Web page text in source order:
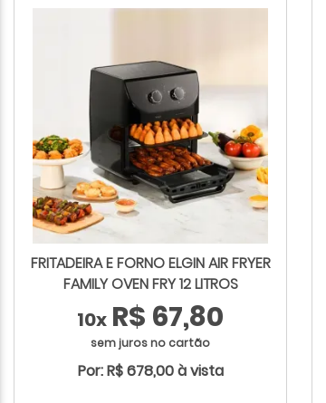
FRITADEIRA E FORNO ELGIN AIR FRYER
FAMILY OVEN FRY 12 LITROS
10x R$ 67,80
sem juros no cartão
Por: R$ 678,00 à vista